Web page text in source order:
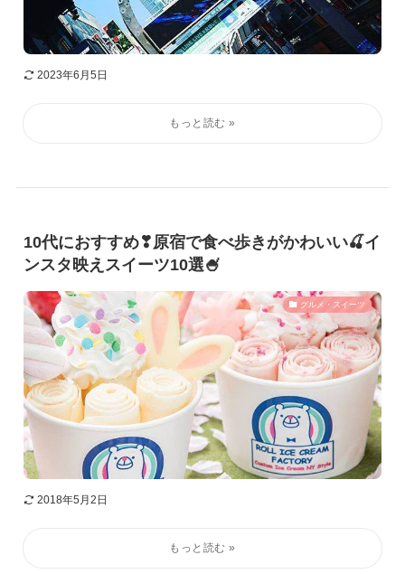
2023年6月5日
10代におすすめ❣原宿で食べ歩きがかわいい🍒イ
ンスタ映えスイーツ10選🍧
グルメ・スイーツ
2018年5月2日